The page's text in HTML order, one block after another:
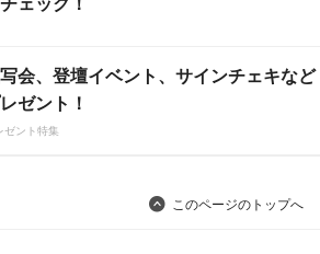
会、登壇イベント、サインチェキなど
ゼント！
ゼント特集
このページのトップへ